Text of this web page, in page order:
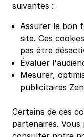
© Zenpark 2012 - 2026
suivantes :
Assurer le bon
site. Ces
pas être
Évaluer
Mesurer,
publicitaires
Certains de ces
partenaires.